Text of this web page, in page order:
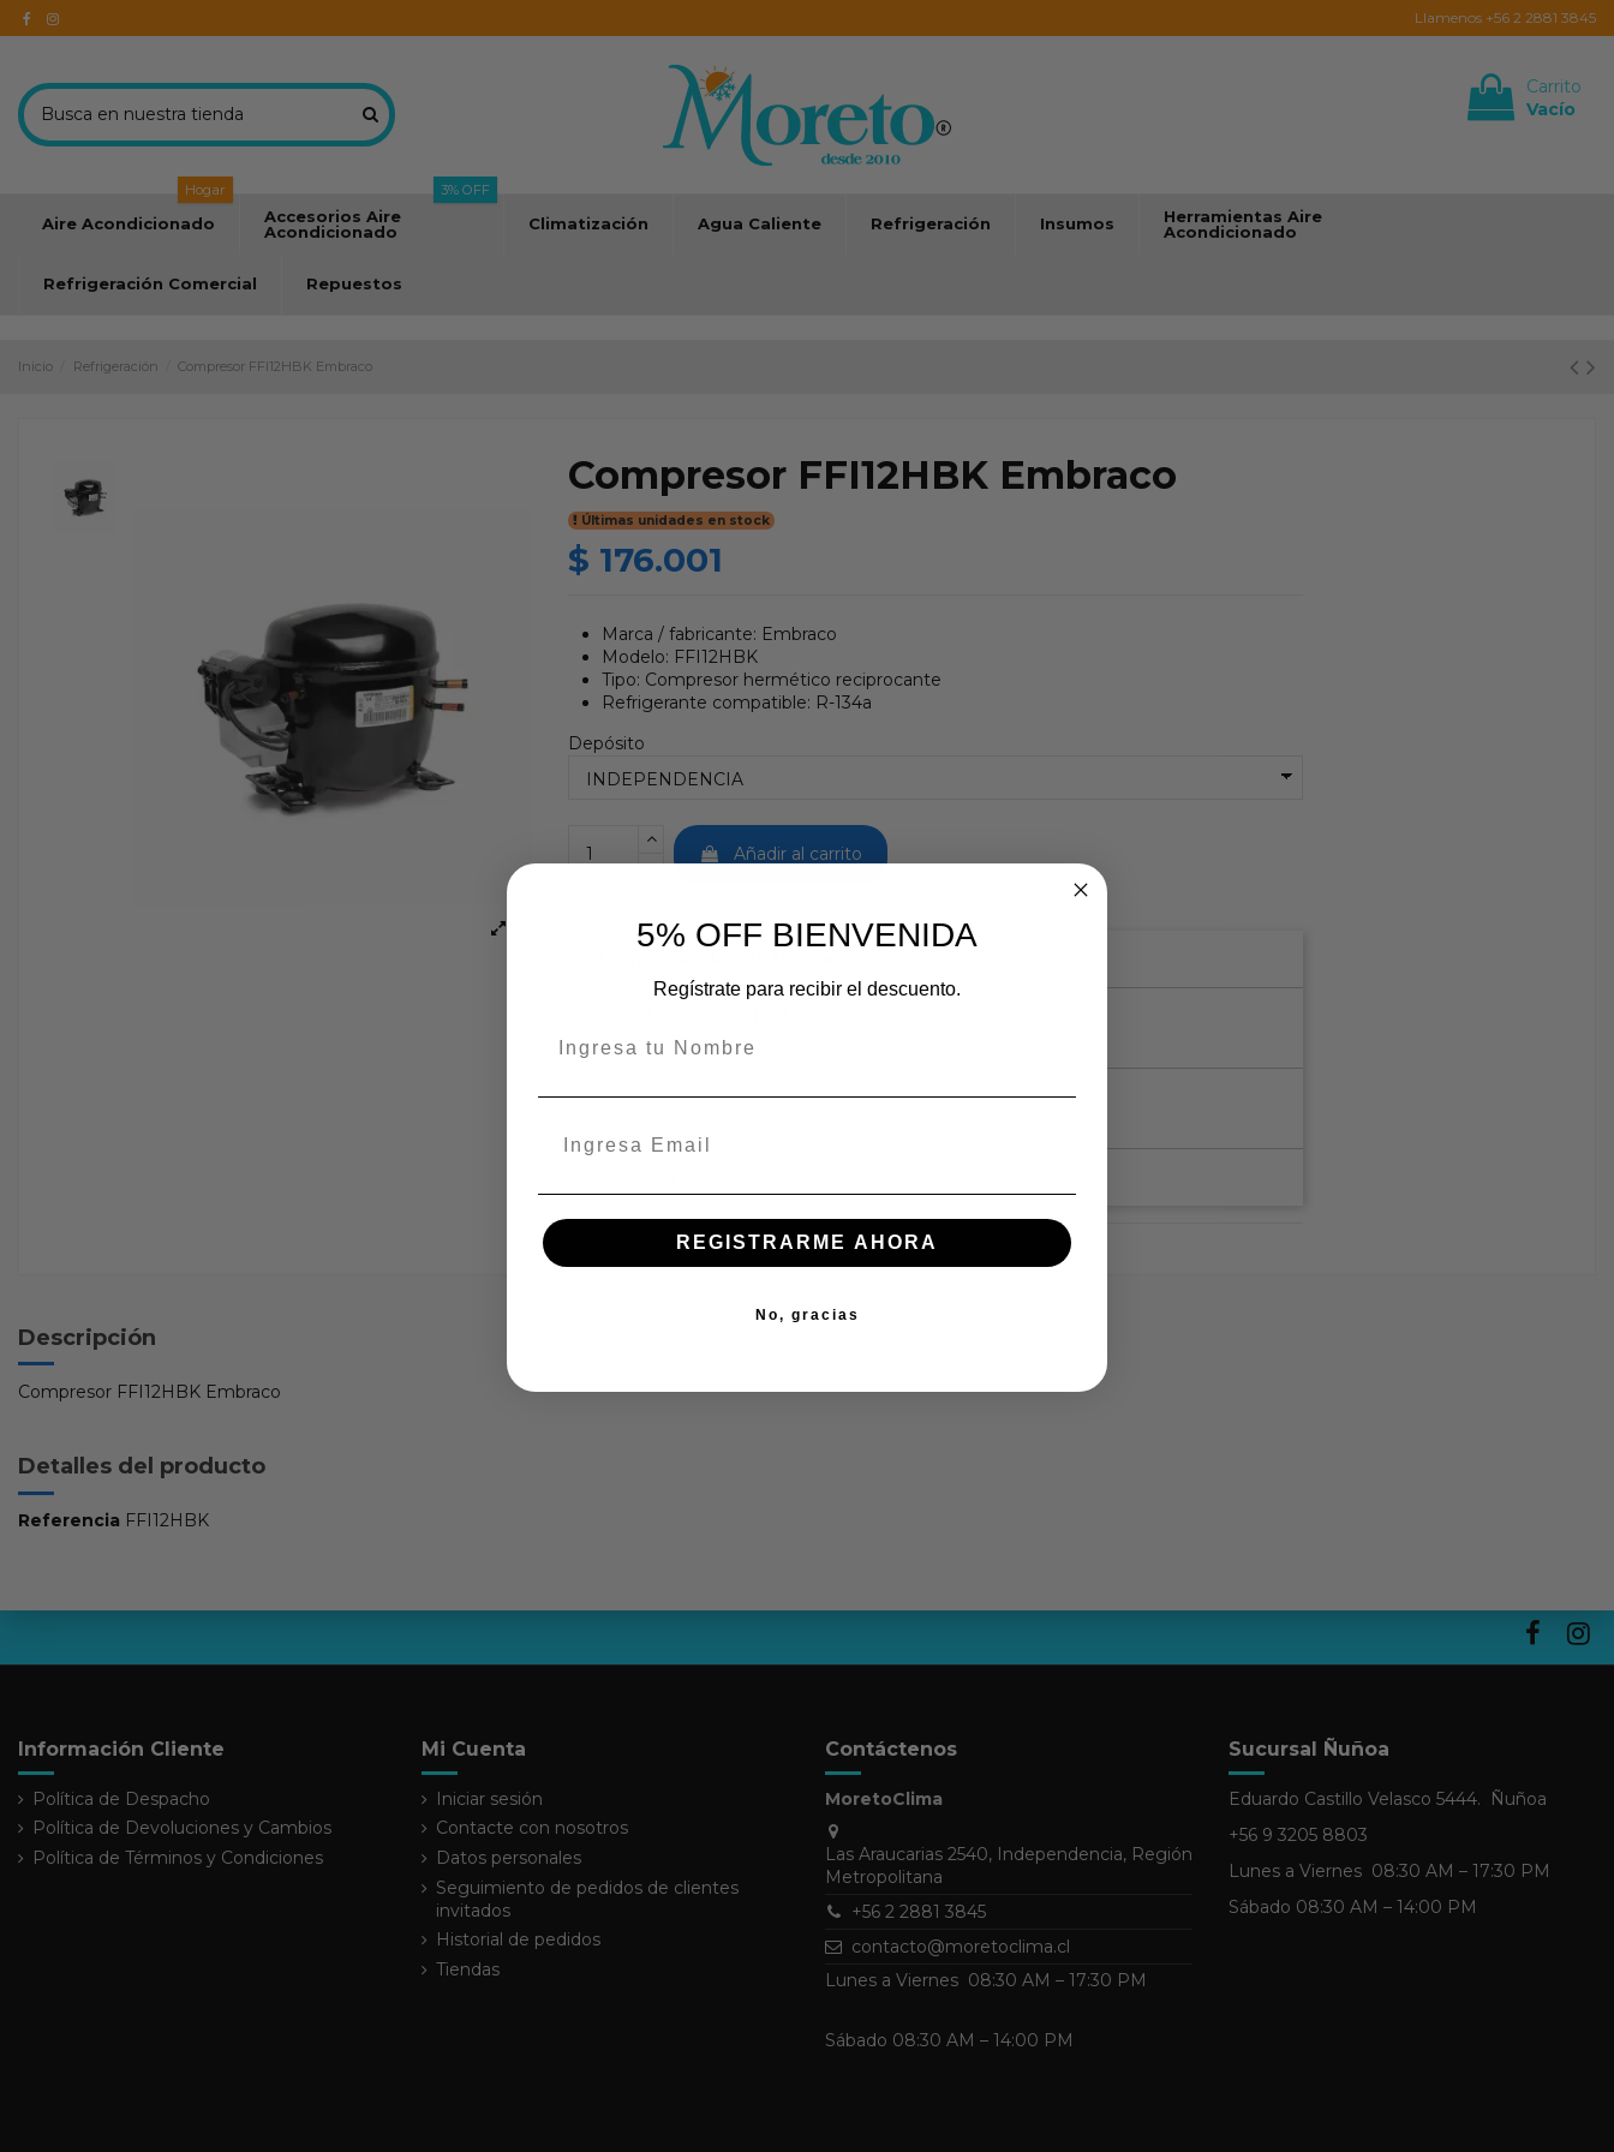
Llamenos +56 2 2881 3845
Carrito
Vacío
Aire Acondicionado
Hogar
Accesorios Aire
Acondicionado
3% OFF
Climatización Agua Caliente Refrigeración Insumos
Herramientas Aire
Acondicionado
Refrigeración Comercial Repuestos
Inicio Refrigeración Compresor FFI12HBK Embraco
Compresor FFI12HBK Embraco
Últimas unidades en stock
$ 176.001
Marca / fabricante: Embraco
Modelo: FFI12HBK
Tipo: Compresor hermético reciprocante
Refrigerante compatible: R-134a
Depósito
Añadir al carrito
En stock:
ÑUÑOA
Descripción
Compresor FFI12HBK Embraco
Detalles del producto
Referencia FFI12HBK
Información Cliente
Política de Despacho
Política de Devoluciones y Cambios
Política de Términos y Condiciones
Mi Cuenta
Iniciar sesión
Contacte con nosotros
Datos personales
Seguimiento de pedidos de clientes
invitados
Historial de pedidos
Tiendas
Contáctenos
MoretoClima
Las Araucarias 2540, Independencia, Región
Metropolitana
+56 2 2881 3845
contacto@moretoclima.cl
Lunes a Viernes 08:30 AM – 17:30 PM
Sábado 08:30 AM – 14:00 PM
Sucursal Ñuñoa
Eduardo Castillo Velasco 5444. Ñuñoa
+56 9 3205 8803
Lunes a Viernes 08:30 AM – 17:30 PM
Sábado 08:30 AM – 14:00 PM
5% OFF BIENVENIDA
Regístrate para recibir el descuento.
REGISTRARME AHORA
No, gracias